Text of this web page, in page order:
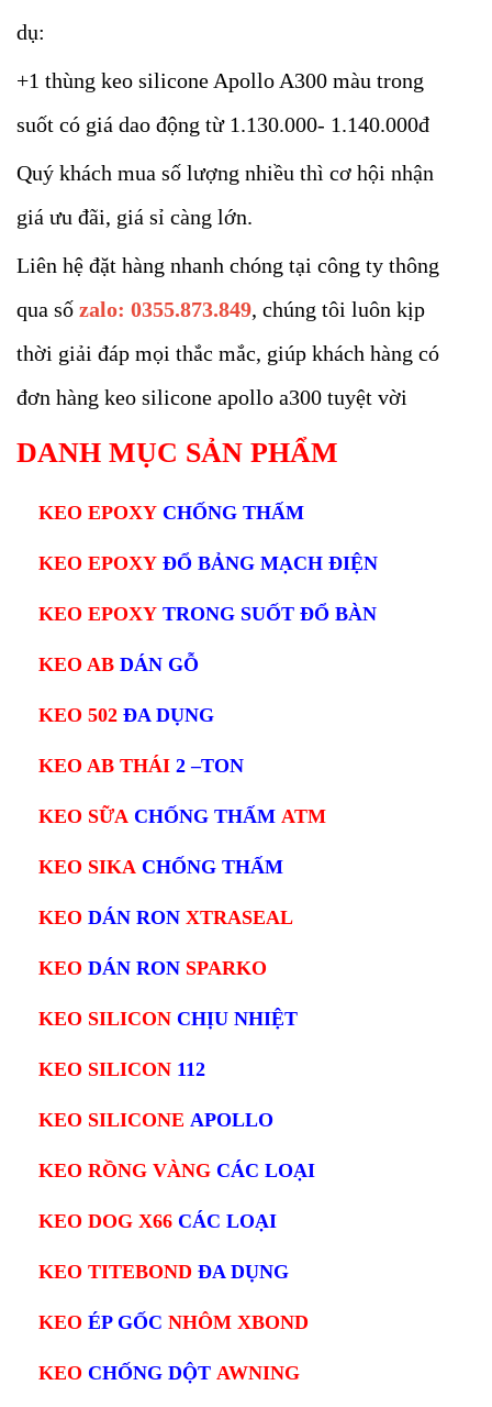
dụ:
+1 thùng keo silicone Apollo A300 màu trong
suốt có giá dao động từ 1.130.000- 1.140.000đ
Quý khách mua số lượng nhiều thì cơ hội nhận
giá ưu đãi, giá sỉ càng lớn.
Liên hệ đặt hàng nhanh chóng tại công ty thông
qua số zalo: 0355.873.849, chúng tôi luôn kịp
thời giải đáp mọi thắc mắc, giúp khách hàng có
đơn hàng keo silicone apollo a300 tuyệt vời
DANH MỤC SẢN PHẨM
KEO EPOXY CHỐNG THẤM
KEO EPOXY ĐỔ BẢNG MẠCH ĐIỆN
KEO EPOXY TRONG SUỐT ĐỔ BÀN
KEO AB DÁN GỖ
KEO 502 ĐA DỤNG
KEO AB THÁI 2 –TON
KEO SỮA CHỐNG THẤM ATM
KEO SIKA CHỐNG THẤM
KEO DÁN RON XTRASEAL
KEO DÁN RON SPARKO
KEO SILICON CHỊU NHIỆT
KEO SILICON 112
KEO SILICONE APOLLO
KEO RỒNG VÀNG CÁC LOẠI
KEO DOG X66 CÁC LOẠI
KEO TITEBOND ĐA DỤNG
KEO ÉP GỐC NHÔM XBOND
KEO CHỐNG DỘT AWNING